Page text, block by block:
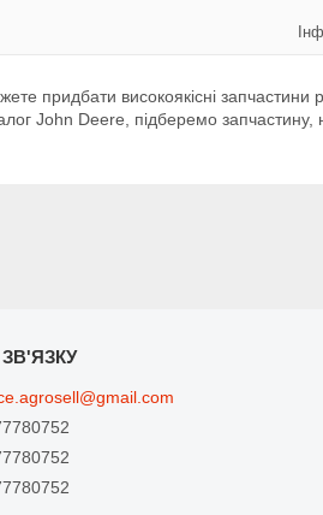
високоякісні запчастини
John Deere, підберемо